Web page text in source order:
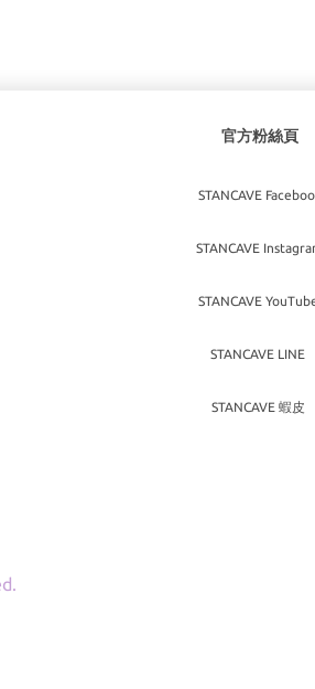
官方粉絲頁
STANCAVE
STANCAVE
STANCAVE
STANCAVE LINE
STANCAVE 蝦皮